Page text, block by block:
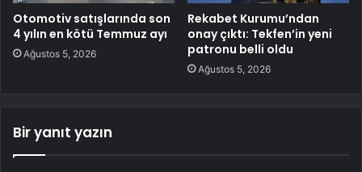
Otomotiv satışlarında son
4 yılın en kötü Temmuz ayı
Ağustos 5, 2026
Rekabet Kurumu’ndan
onay çıktı: Tekfen’in yeni
patronu belli oldu
Ağustos 5, 2026
Bir yanıt yazın